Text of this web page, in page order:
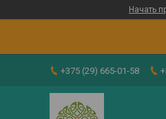
Начать
+375 (29) 665-01-58